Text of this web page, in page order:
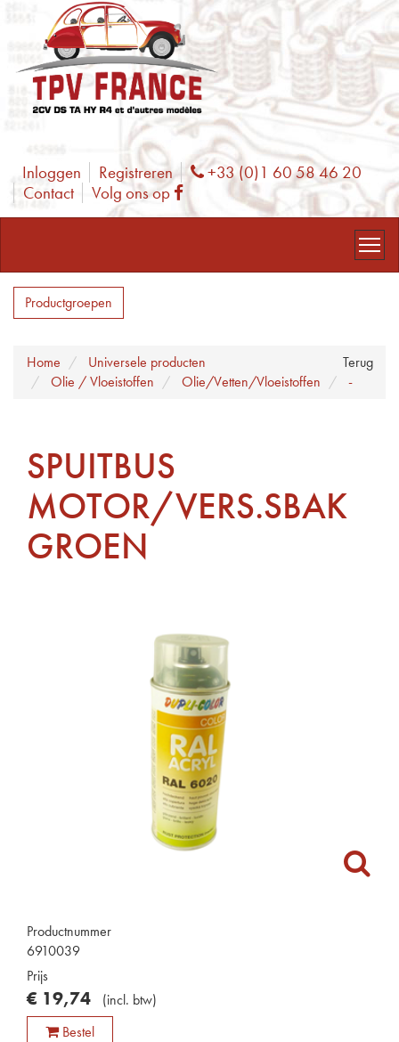
Inloggen Registreren Phone
+33 (0)1 60 58 46 20
Contact
Volg ons op Facebook
Productgroepen
Terug
Home
Universele producten
Olie / Vloeistoffen
Olie/Vetten/Vloeistoffen -
SPUITBUS
MOTOR/VERS.SBAK
GROEN
Productnummer
6910039
Prijs
€ 19,74 (incl. btw)
Bestel